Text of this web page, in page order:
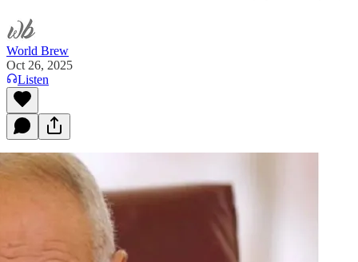
World Brew
Oct 26, 2025
Listen